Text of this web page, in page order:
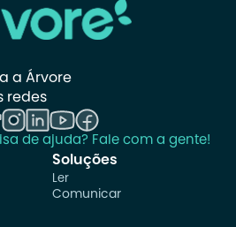
a Árvore
redes
de ajuda? Fale com a gente!
Soluções
Ler
Comunicar